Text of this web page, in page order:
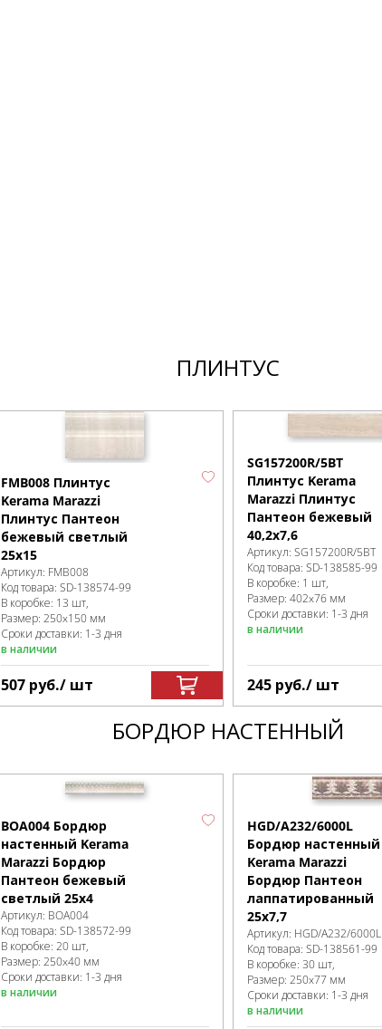
ПЛИНТУС
FMB008 Плинтус
Kerama Marazzi
Плинтус Пантеон
бежевый светлый
25х15
Артикул: FMB008
Код товара: SD-138574-99
В коробке: 13 шт,
Размер: 250x150 мм
Сроки доставки: 1-3 дня
в наличии
507 руб./ шт
SG157200R/5BT
Плинтус Kerama
Marazzi Плинтус
Пантеон бежевый
40,2х7,6
Артикул: SG157200R/5BT
Код товара: SD-138585-99
В коробке: 1 шт,
Размер: 402x76 мм
Сроки доставки: 1-3 дня
в наличии
245 руб./ шт
БОРДЮР НАСТЕННЫЙ
BOA004 Бордюр
настенный Kerama
Marazzi Бордюр
Пантеон бежевый
светлый 25х4
Артикул: BOA004
Код товара: SD-138572-99
В коробке: 20 шт,
Размер: 250x40 мм
Сроки доставки: 1-3 дня
в наличии
HGD/A232/6000L
Бордюр настенный
Kerama Marazzi
Бордюр Пантеон
лаппатированный
25х7,7
Артикул: HGD/A232/6000L
Код товара: SD-138561-99
В коробке: 30 шт,
Размер: 250x77 мм
Сроки доставки: 1-3 дня
в наличии